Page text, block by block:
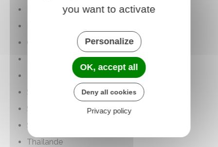
Ouzbékistan
Royaume-Uni
Sénégal
Singapour
Sri Lanka
Thaïlande
you want to activate
Personalize
OK, accept all
Deny all cookies
Privacy policy